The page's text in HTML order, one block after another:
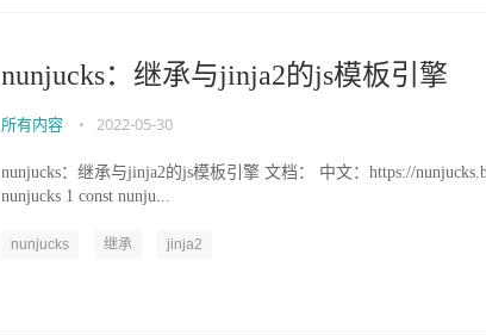
nunjucks：继承与jinja2的js模板引擎
所有内容 • 2022-05-30
nunjucks：继承与jinja2的js模板引擎 文档： 中文：https://
nunjucks 1 const nunju...
nunjucks 继承 jinja2